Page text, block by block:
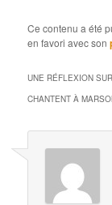
Ce contenu a été
en favori avec son
UNE RÉFLEXION
CHANTENT À